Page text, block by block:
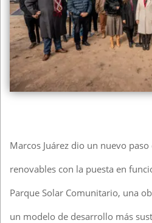
Marcos Juárez dio un nuevo
renovables con la puesta en
Parque Solar Comunitario, una
un modelo de desarrollo más